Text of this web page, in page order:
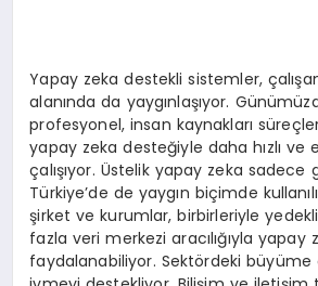
Yapay zeka destekli sistemler,
alanında da yaygınlaşıyor.
profesyonel, insan kaynakları
yapay zeka desteğiyle daha hızlı ve
çalışıyor. Üstelik yapay zeka sadece
Türkiye’de de yaygın biçimde
şirket ve kurumlar, birbirleriyle
fazla veri merkezi aracılığıyla yapay
faydalanabiliyor. Sektördeki büyüme